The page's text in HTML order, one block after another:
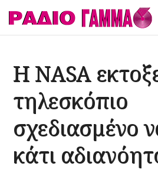
Η NASA
τηλεσκόπιο
σχεδιασμένο
κάτι